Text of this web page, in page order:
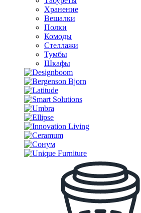
Хранение
Вешалки
Полки
Комоды
Стеллажи
Тумбы
Шкафы